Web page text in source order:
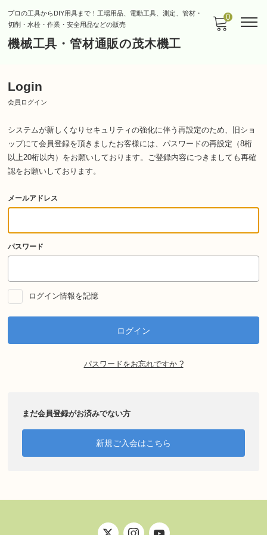
プロの工具からDIY用具まで！工場用品、電動工具、測定、管材・
切削・水栓・作業・安全用品などの販売
機械工具・管材通販の茂木機工
0
Login
会員ログイン
システムが新しくなりセキュリティの強化に伴う再設定のため、旧ショ
ップにて会員登録を頂きましたお客様には、パスワードの再設定（8桁
以上20桁以内）をお願いしております。 ご登録内容につきましても再確
認をお願いしております。
メールアドレス
パスワード
ログイン情報を記憶
パスワードをお忘れですか ?
まだ会員登録がお済みでない方
新規ご入会はこちら